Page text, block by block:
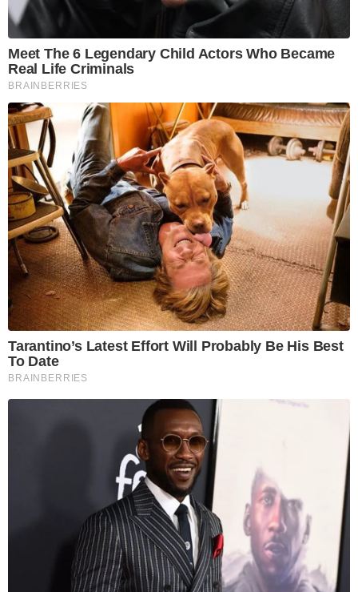
Meet The 6 Legendary Child Actors Who Became
Real Life Criminals
BRAINBERRIES
Tarantino’s Latest Effort Will Probably Be His Best
To Date
BRAINBERRIES